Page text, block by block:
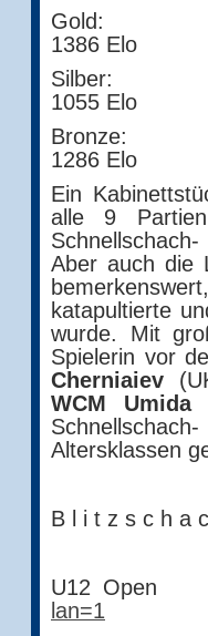
1386 Elo
Silber:
1055 Elo
1286 Elo
Ein
alle 9
Aber auch die
katapultierte
wurde. Mit
Spielerin vor
Cherniaiev
WCM Umida
Altersklassen
B l i t z s c h a
U12
lan=1